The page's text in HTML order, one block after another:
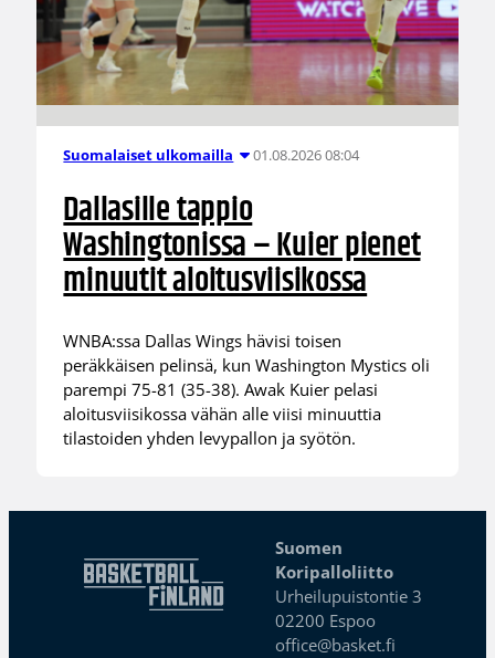
Suomalaiset ulkomailla 01.08.2026 08:04
Dallasille tappio
Washingtonissa – Kuier pienet
minuutit aloitusviisikossa
WNBA:ssa Dallas Wings hävisi toisen
peräkkäisen pelinsä, kun Washington Mystics oli
parempi 75-81 (35-38). Awak Kuier pelasi
aloitusviisikossa vähän alle viisi minuuttia
tilastoiden yhden levypallon ja syötön.
Suomen
Koripalloliitto
Urheilupuistontie 3
02200 Espoo
office@basket.fi